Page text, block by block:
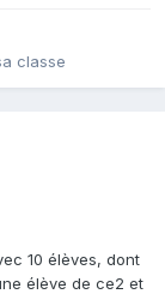
classe
10 élèves, dont
élève de ce2 et